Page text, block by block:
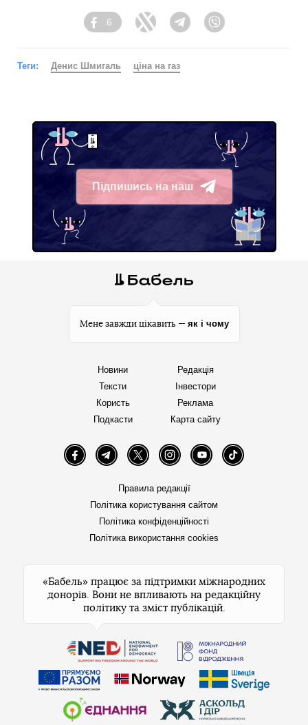
Facebook
6
Twitter Telegram
Теги: Денис Шмигаль ціна на газ
Підпишись на наш
Telegram
Мене завжди цікавить — як і чому
Новини
Тексти
Користь
Подкасти
Редакція
Інвестори
Реклама
Карта сайту
FacebookTelegramTwitter InstagramYouTube TikTok
Правила редакції
Політика користування сайтом
Політика конфіденційності
Політика використання cookies
«Бабель» працює за підтримки міжнародних
донорів. Вони не впливають на редакційну
політику та зміст публікацій.